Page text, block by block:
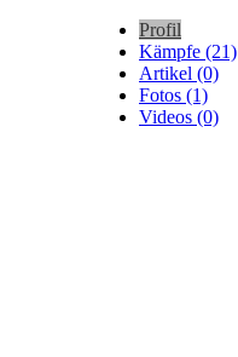
Profil
Kämpfe (21)
Artikel (0)
Fotos (1)
Videos (0)